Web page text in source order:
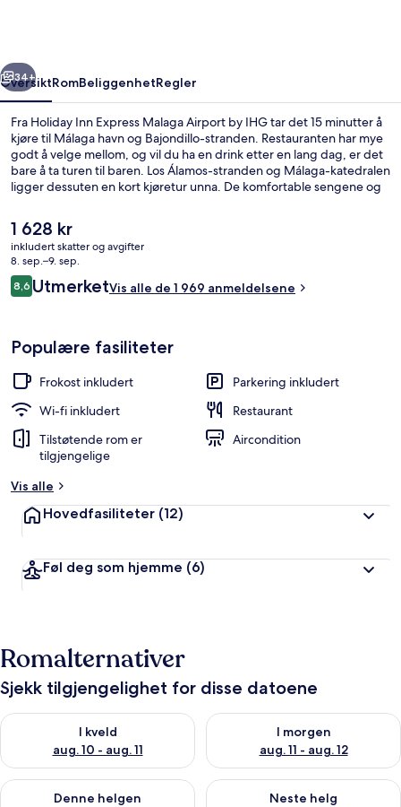
IHG
Neste
34+
OversiktRomBeliggenhetRegler
Fra Holiday Inn Express Malaga Airport by IHG tar det 15 minutter å
kjøre til Málaga havn og Bajondillo-stranden. Restauranten har mye
godt å velge mellom, og vil du ha en drink etter en lang dag, er det
bare å ta turen til baren. Los Álamos-stranden og Málaga-katedralen
ligger dessuten en kort kjøretur unna. De komfortable sengene og
Den
nåværende
prisen
er
1 628 kr
1 628 kr
inkludert skatter og avgifter
8. sep.–9. sep.
Anmeldelser
8,68,6 av 10 –
UtmerketVis alle de 1 969 anmeldelsene
Populære fasiliteter
Frokost inkludert
Parkering inkludert
Wi-fi inkludert
Restaurant
Tilstøtende rom er
tilgjengelige
Aircondition
Vis alle
Hovedfasiliteter (12)
Føl deg som hjemme (6)
Romalternativer
Sjekk tilgjengelighet for disse datoene
I kveld
aug. 10 - aug. 11
Sjekk tilgjengelighet for i kveld, aug. 10 - aug. 11
I morgen
aug. 11 - aug. 12
Sjekk tilgjengelighet for i
Denne helgen
Sjekk tilgjengelighet for denne helgen, aug. 14 - aug. 16
Neste helg
Sjekk tilgjengelighet for